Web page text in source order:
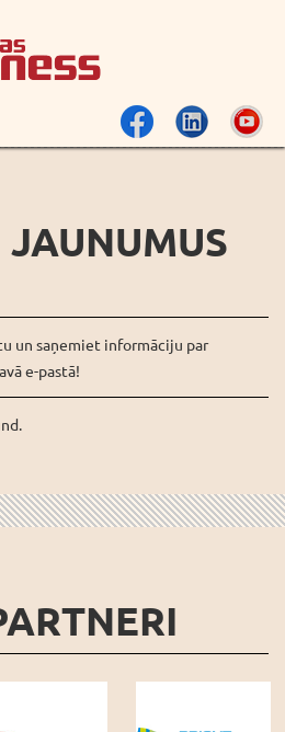
un saņemiet informāciju par
e-pastā!